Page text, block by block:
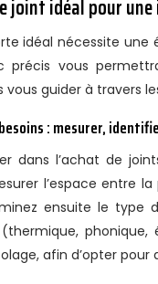
joint idéal pour
idéal nécessite
précis vous
vous guider à travers
: mesurer,
dans l’achat de
l’espace entre la
ensuite le type
afin d’opter pour